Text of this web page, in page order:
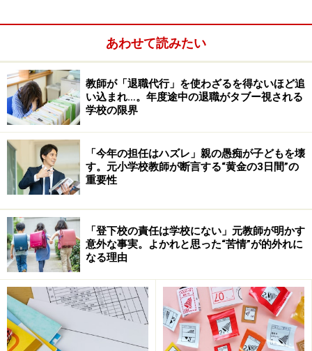
乙武さんが泣いた水泳指導のエピソード
乙武さんは「できないことがたくさんある
教師」だった
今がどうかはわからないですが、私が教員をしていた当
時、教師は子どもたちの前では何でも知っている、何で
もできる存在であらねばならないという固定観念が強か
った時代でした。にもかかわらず、私は赴任して最初の
始業式で「先生にはできないことがあります。そのとき
には助けてください」と言いました。
あわせて読みたい
教師が「退職代行」を使わざるを得ないほど追
い込まれ…。年度途中の退職がタブー視される
学校の限界
「今年の担任はハズレ」親の愚痴が子どもを壊
す。元小学校教師が断言する“黄金の3日間”の
重要性
「登下校の責任は学校にない」元教師が明かす
意外な事実。よかれと思った“苦情”が的外れに
なる理由